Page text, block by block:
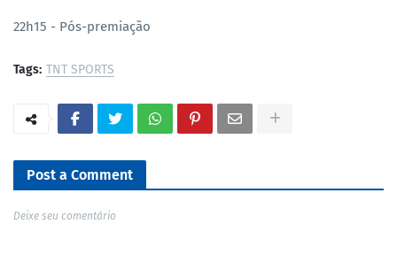
22h15 - Pós-premiação
Tags: TNT SPORTS
Post a Comment
Deixe seu comentário